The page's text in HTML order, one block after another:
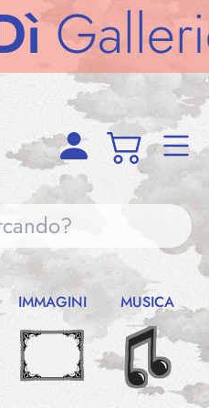
IMMAGINI MUSICA